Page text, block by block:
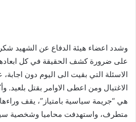
وشدد اعضاء هيئة الدفاع عن الشهيد
على ضرورة كشف الحقيقة في كل
الاسئلة التي بقيت الى اليوم دون
الاغتيال ومن اعطى الاوامر بقتل بلعيد.
هي “جريمة سياسية بامتياز”، يقف
متطرف، واستهدفت محاميا وشخصية